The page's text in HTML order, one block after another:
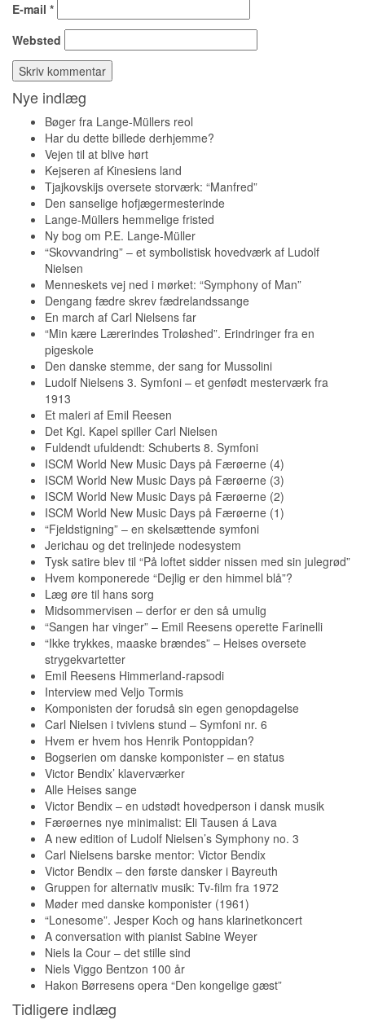
E-mail *
Websted
Nye indlæg
Bøger fra Lange-Müllers reol
Har du dette billede derhjemme?
Vejen til at blive hørt
Kejseren af Kinesiens land
Tjajkovskijs oversete storværk: “Manfred”
Den sanselige hofjægermesterinde
Lange-Müllers hemmelige fristed
Ny bog om P.E. Lange-Müller
“Skovvandring” – et symbolistisk hovedværk af Ludolf
Nielsen
Menneskets vej ned i mørket: “Symphony of Man”
Dengang fædre skrev fædrelandssange
En march af Carl Nielsens far
“Min kære Lærerindes Troløshed”. Erindringer fra en
pigeskole
Den danske stemme, der sang for Mussolini
Ludolf Nielsens 3. Symfoni – et genfødt mesterværk fra
1913
Et maleri af Emil Reesen
Det Kgl. Kapel spiller Carl Nielsen
Fuldendt ufuldendt: Schuberts 8. Symfoni
ISCM World New Music Days på Færøerne (4)
ISCM World New Music Days på Færøerne (3)
ISCM World New Music Days på Færøerne (2)
ISCM World New Music Days på Færøerne (1)
“Fjeldstigning” – en skelsættende symfoni
Jerichau og det trelinjede nodesystem
Tysk satire blev til “På loftet sidder nissen med sin julegrød”
Hvem komponerede “Dejlig er den himmel blå”?
Læg øre til hans sorg
Midsommervisen – derfor er den så umulig
“Sangen har vinger” – Emil Reesens operette Farinelli
“Ikke trykkes, maaske brændes” – Heises oversete
strygekvartetter
Emil Reesens Himmerland-rapsodi
Interview med Veljo Tormis
Komponisten der forudså sin egen genopdagelse
Carl Nielsen i tvivlens stund – Symfoni nr. 6
Hvem er hvem hos Henrik Pontoppidan?
Bogserien om danske komponister – en status
Victor Bendix’ klaverværker
Alle Heises sange
Victor Bendix – en udstødt hovedperson i dansk musik
Færøernes nye minimalist: Eli Tausen á Lava
A new edition of Ludolf Nielsen’s Symphony no. 3
Carl Nielsens barske mentor: Victor Bendix
Victor Bendix – den første dansker i Bayreuth
Gruppen for alternativ musik: Tv-film fra 1972
Møder med danske komponister (1961)
“Lonesome”. Jesper Koch og hans klarinetkoncert
A conversation with pianist Sabine Weyer
Niels la Cour – det stille sind
Niels Viggo Bentzon 100 år
Hakon Børresens opera “Den kongelige gæst”
Tidligere indlæg